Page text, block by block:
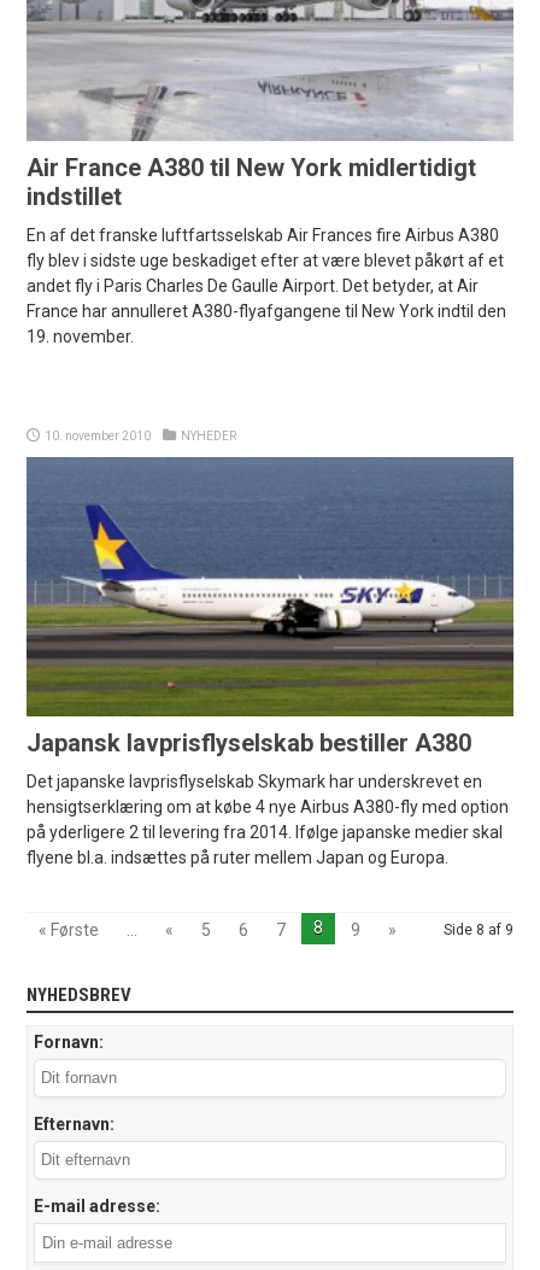
Air France A380 til New York midlertidigt
indstillet
En af det franske luftfartsselskab Air Frances fire Airbus A380
fly blev i sidste uge beskadiget efter at være blevet påkørt af et
andet fly i Paris Charles De Gaulle Airport. Det betyder, at Air
France har annulleret A380-flyafgangene til New York indtil den
19. november.
10. november 2010 NYHEDER
Japansk lavprisflyselskab bestiller A380
Det japanske lavprisflyselskab Skymark har underskrevet en
hensigtserklæring om at købe 4 nye Airbus A380-fly med option
på yderligere 2 til levering fra 2014. Ifølge japanske medier skal
flyene bl.a. indsættes på ruter mellem Japan og Europa.
Side 8 af 9
« Første « 5 6 7 8 9 »
NYHEDSBREV
Fornavn:
Efternavn:
E-mail adresse: